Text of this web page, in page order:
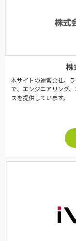
株
本サイトの運営会社。
で、エンジニアリング
スを提供しています。